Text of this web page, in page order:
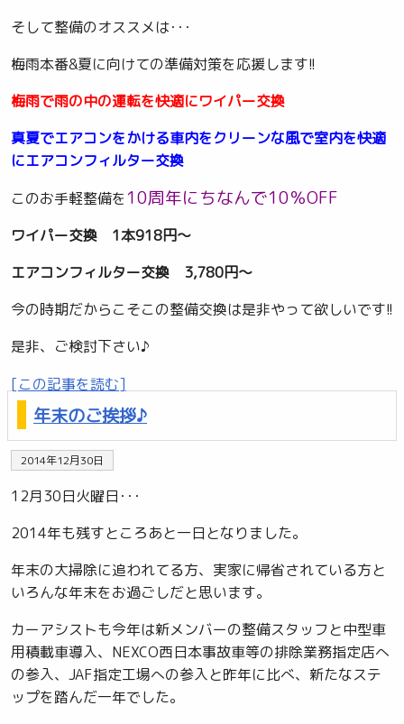
そして整備のオススメは･･･
梅雨本番&夏に向けての準備対策を応援します!!
梅雨で雨の中の運転を快適にワイパー交換
真夏でエアコンをかける車内をクリーンな風で室内を快適
にエアコンフィルター交換
このお手軽整備を 10周年にちなんで10％OFF
ワイパー交換 1本918円～
エアコンフィルター交換 3,780円～
今の時期だからこそこの整備交換は是非やって欲しいです!!
是非、ご検討下さい♪
[この記事を読む]
年末のご挨拶♪
2014年12月30日
12月30日火曜日･･･
2014年も残すところあと一日となりました。
年末の大掃除に追われてる方、実家に帰省されている方と
いろんな年末をお過ごしだと思います。
カーアシストも今年は新メンバーの整備スタッフと中型車
用積載車導入、NEXCO西日本事故車等の排除業務指定店へ
の参入、JAF指定工場への参入と昨年に比べ、新たなステ
ップを踏んだ一年でした。